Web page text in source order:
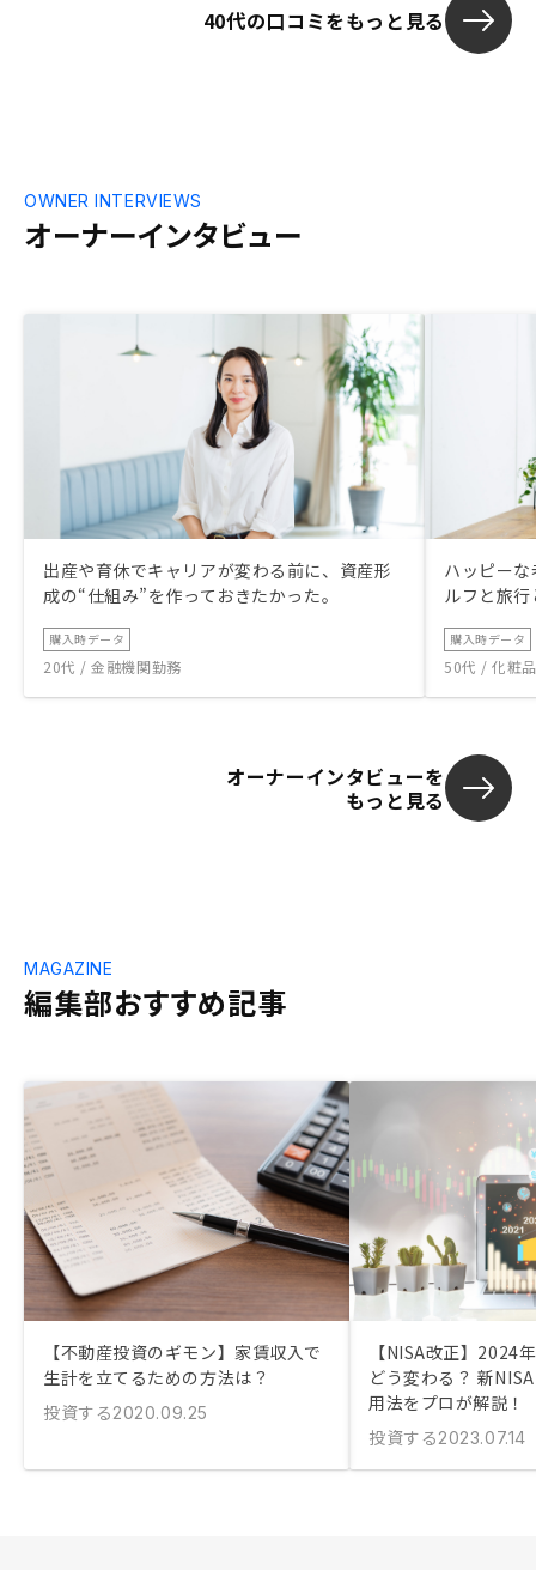
40代の口コミをもっと見る
オーナーインタビュー
OWNER INTERVIEWS
出産や育休でキャリアが変わる前に、資産形
成の“仕組み”を作っておきたかった。
購入時データ
20代 / 金融機関勤務
ハッピー
ルフと旅
購入時データ
50代 / 化粧
オーナーインタビューを
もっと見る
編集部おすすめ記事
MAGAZINE
【不動産投資のギモン】家賃収入で
生計を立てるための方法は？
投資する2020.09.25
【NISA改正】2024
どう変わる？ 新
用法をプロが解説！
投資する2023.07.14